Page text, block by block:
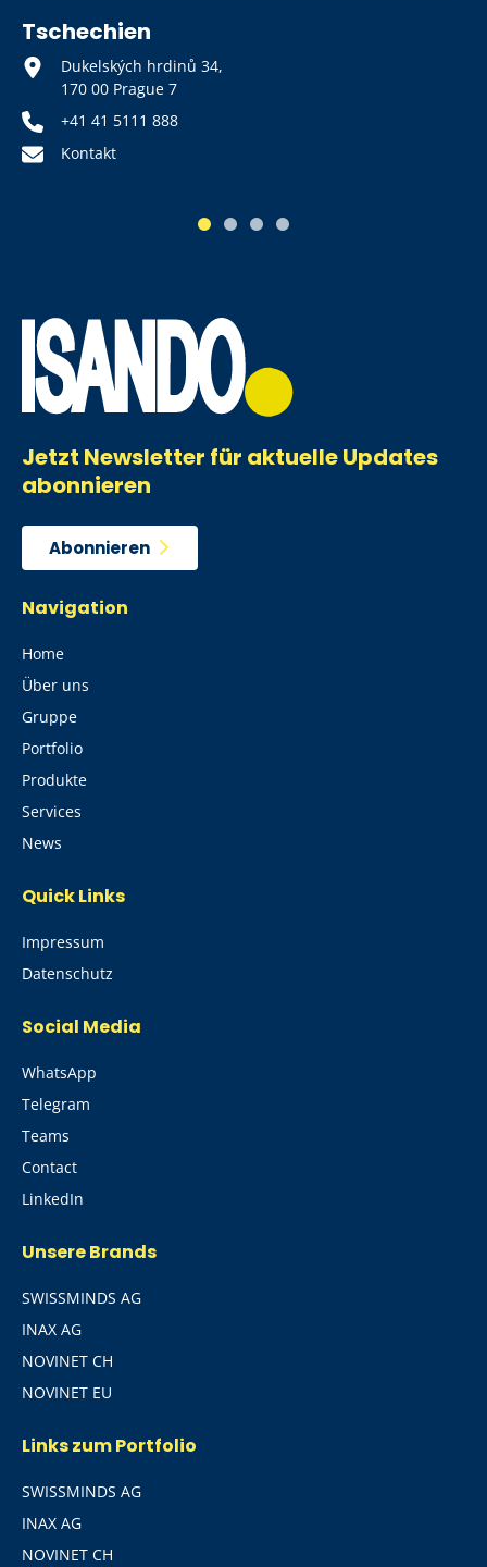
Tschechien
Dukelských hrdinů 34,
170 00 Prague 7
+41 41 5111 888
Kontakt
Jetzt Newsletter für aktuelle Updates
abonnieren
Abonnieren
Navigation
Home
Über uns
Gruppe
Portfolio
Produkte
Services
News
Quick Links
Impressum
Datenschutz
Social Media
WhatsApp
Telegram
Teams
Contact
LinkedIn
Unsere Brands
SWISSMINDS AG
INAX AG
NOVINET CH
NOVINET EU
Links zum Portfolio
SWISSMINDS AG
INAX AG
NOVINET CH